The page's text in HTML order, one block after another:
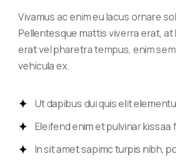
Vivamus ac enim eu lacus ornare
Pellentesque mattis viverra erat,
erat vel pharetra tempus, enim
vehicula ex.
Ut dapibus dui quis elit
Eleifend enim et pulvinar kissaa
In sit amet sapimc turpis nibh,